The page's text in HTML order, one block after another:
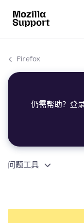
Firefox
仍需帮助？登
问题工具